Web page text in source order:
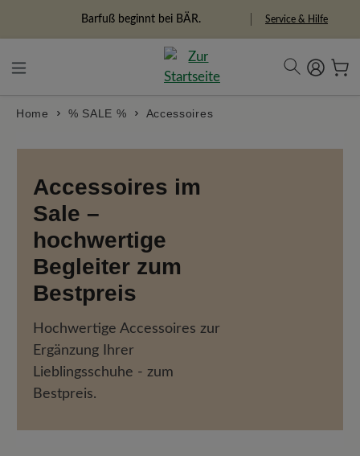
Barfuß beginnt bei BÄR. Service & Hilfe
Home % SALE % Accessoires
Accessoires im
Sale –
hochwertige
Begleiter zum
Bestpreis
Hochwertige Accessoires zur
Ergänzung Ihrer
Lieblingsschuhe - zum
Bestpreis.